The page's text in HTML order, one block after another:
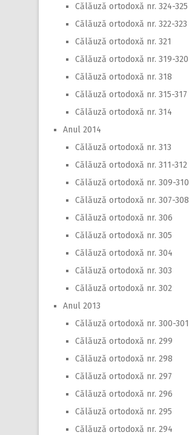
Călăuză ortodoxă nr. 324-325
Călăuză ortodoxă nr. 322-323
Călăuză ortodoxă nr. 321
Călăuză ortodoxă nr. 319-320
Călăuză ortodoxă nr. 318
Călăuză ortodoxă nr. 315-317
Călăuză ortodoxă nr. 314
Anul 2014
Călăuză ortodoxă nr. 313
Călăuză ortodoxă nr. 311-312
Călăuză ortodoxă nr. 309-310
Călăuză ortodoxă nr. 307-308
Călăuză ortodoxă nr. 306
Călăuză ortodoxă nr. 305
Călăuză ortodoxă nr. 304
Călăuză ortodoxă nr. 303
Călăuză ortodoxă nr. 302
Anul 2013
Călăuză ortodoxă nr. 300-301
Călăuză ortodoxă nr. 299
Călăuză ortodoxă nr. 298
Călăuză ortodoxă nr. 297
Călăuză ortodoxă nr. 296
Călăuză ortodoxă nr. 295
Călăuză ortodoxă nr. 294